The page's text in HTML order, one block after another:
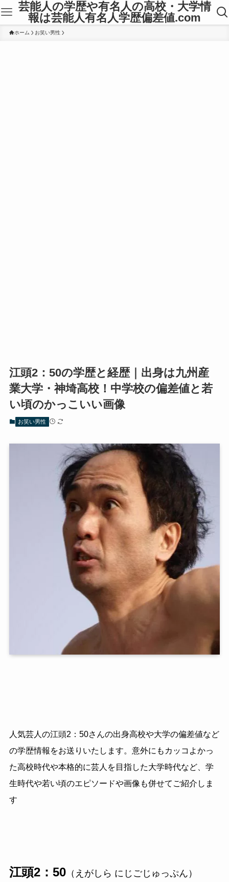
芸能人の学歴や有名人の高校・大学情
報は芸能人有名人学歴偏差値.com
ホーム お笑い男性
江頭2：50の学歴と経歴｜出身は九州産
業大学・神埼高校！中学校の偏差値と若
い頃のかっこいい画像
お笑い男性
人気芸人の江頭2：50さんの出身高校や大学の偏差値など
の学歴情報をお送りいたします。意外にもカッコよかっ
た高校時代や本格的に芸人を目指した大学時代など、学
生時代や若い頃のエピソードや画像も併せてご紹介しま
す
江頭2： 50（えがしら にじごじゅっぷん）